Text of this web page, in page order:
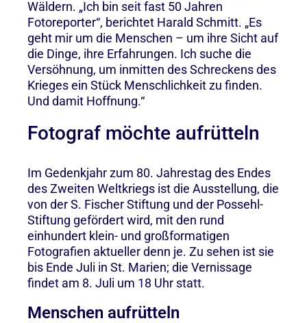
Wäldern. „Ich bin seit fast 50 Jahren
Fotoreporter“, berichtet Harald Schmitt. „Es
geht mir um die Menschen – um ihre Sicht auf
die Dinge, ihre Erfahrungen. Ich suche die
Versöhnung, um inmitten des Schreckens des
Krieges ein Stück Menschlichkeit zu finden.
Und damit Hoffnung.“
Fotograf möchte aufrütteln
Im Gedenkjahr zum 80. Jahrestag des Endes
des Zweiten Weltkriegs ist die Ausstellung, die
von der S. Fischer Stiftung und der Possehl-
Stiftung gefördert wird, mit den rund
einhundert klein- und großformatigen
Fotografien aktueller denn je. Zu sehen ist sie
bis Ende Juli in St. Marien; die Vernissage
findet am 8. Juli um 18 Uhr statt.
Menschen aufrütteln